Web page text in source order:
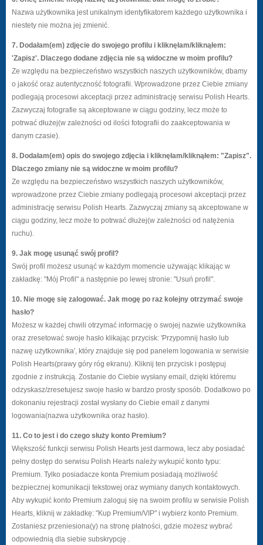
Nazwa użytkownika jest unikalnym identyfikatorem każdego użytkownika i
niestety nie można jej zmienić.
7. Dodałam(em) zdjęcie do swojego profilu i kliknęłam/kliknąłem:
'Zapisz'. Dlaczego dodane zdjęcia nie są widoczne w moim profilu?
Ze względu na bezpieczeństwo wszystkich naszych użytkowników, dbamy
o jakość oraz autentyczność fotografii. Wprowadzone przez Ciebie zmiany
podlegają procesowi akceptacji przez administrację serwisu Polish Hearts.
Zazwyczaj fotografie są akceptowane w ciągu godziny, lecz może to
potrwać dłużej(w zależności od ilości fotografii do zaakceptowania w
danym czasie).
8. Dodałam(em) opis do swojego zdjęcia i kliknęłam/kliknąłem: "Zapisz".
Dlaczego zmiany nie są widoczne w moim profilu?
Ze względu na bezpieczeństwo wszystkich naszych użytkowników,
wprowadzone przez Ciebie zmiany podlegają procesowi akceptacji przez
administrację serwisu Polish Hearts. Zazwyczaj zmiany są akceptowane w
ciągu godziny, lecz może to potrwać dłużej(w zależności od natężenia
ruchu).
9. Jak mogę usunąć swój profil?
Swój profil możesz usunąć w każdym momencie używając klikając w
zakładkę: "Mój Profil" a następnie po lewej stronie: "Usuń profil".
10. Nie mogę się zalogować. Jak mogę po raz kolejny otrzymać swoje
hasło?
Możesz w każdej chwili otrzymać informację o swojej nazwie użytkownika
oraz zresetować swoje hasło klikając przycisk: 'Przypomnij hasło lub
nazwę użytkownika', który znajduje się pod panelem logowania w serwisie
Polish Hearts(prawy góry róg ekranu). Kliknij ten przycisk i postępuj
zgodnie z instrukcją. Zostanie do Ciebie wysłany email, dzięki któremu
odzyskasz/zresetujesz swoje hasło w bardzo prosty sposób. Dodatkowo po
dokonaniu rejestracji został wysłany do Ciebie email z danymi
logowania(nazwa użytkownika oraz hasło).
11. Co to jest i do czego służy konto Premium?
Większość funkcji serwisu Polish Hearts jest darmowa, lecz aby posiadać
pełny dostęp do serwisu Polish Hearts należy wykupić konto typu:
Premium. Tylko posiadacze konta Premium posiadają możliwość
bezpiecznej komunikacji tekstowej oraz wymiany danych kontaktowych.
Aby wykupić konto Premium zaloguj się na swoim profilu w serwisie Polish
Hearts, kliknij w zakładkę: "Kup Premium/VIP" i wybierz konto Premium.
Zostaniesz przeniesiona(y) na stronę płatności, gdzie możesz wybrać
odpowiednią dla siebie subskrypcję .